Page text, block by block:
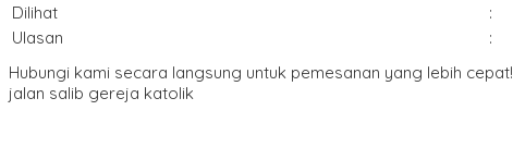
Dilihat
:
Ulasan
:
Hubungi kami secara langsung untuk pemesanan yang lebih cepat!
jalan salib gereja katolik